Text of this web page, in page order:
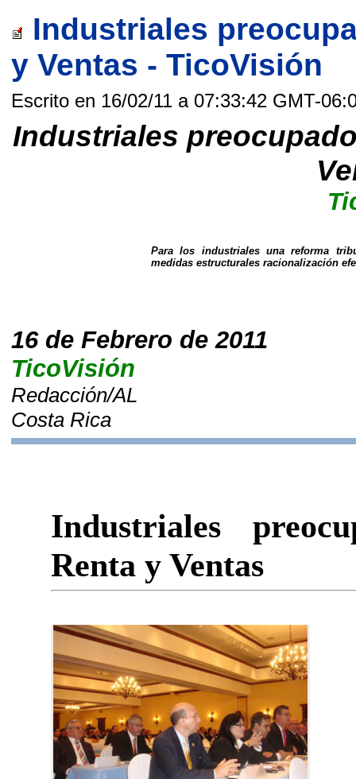
Industriales
y Ventas - TicoVisión
Escrito en 16/02/11 a 07:33:42 GMT-
Industriales
Para los industriales una reforma
medidas estructurales racionalización
16 de Febrero de 2011
TicoVisión
Redacción/AL
Costa Rica
Industriales
Renta y Ventas